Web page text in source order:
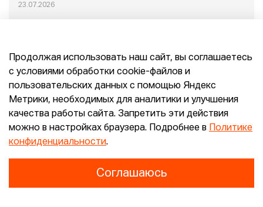
23.07.2026
Конец эпохи маркетплейсов: прогнозы сооснователя
Mr.Doors Максима Валецкого
26.06.2026
КонфиденциальностьСогласие
Продолжая использовать наш сайт, вы соглашаетесь
с условиями обработки cookie-файлов и
пользовательских данных с помощью Яндекс
Метрики, необходимых для аналитики и улучшения
качества работы сайта. Запретить эти действия
можно в настройках браузера. Подробнее в
Политике
конфиденциальности.
Соглашаюсь